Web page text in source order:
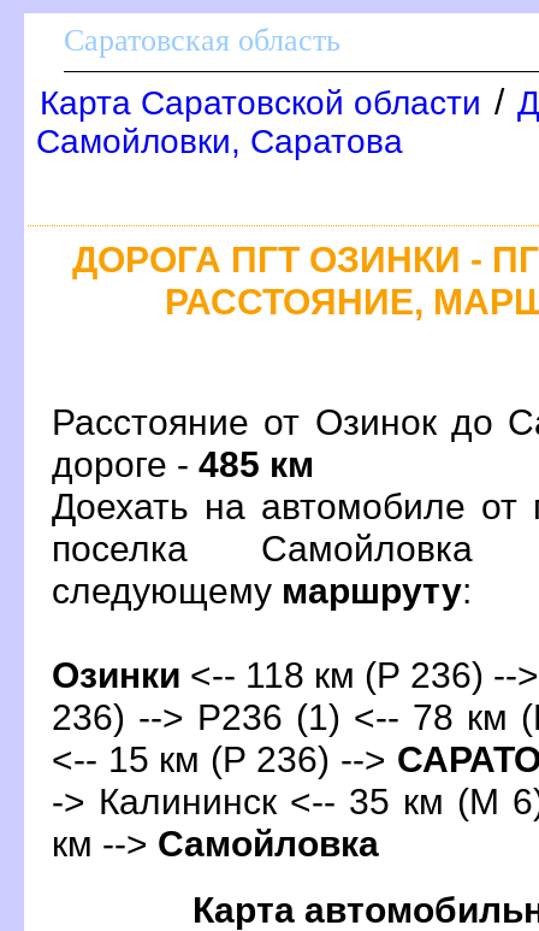
Саратовская область
Карта Саратовской области /
Самойловки, Саратова
ДОРОГА ПГТ ОЗИНКИ -
РАССТОЯНИЕ,
Расстояние от Озинок до
дороге - 485 км
Доехать на автомобиле от
поселка Самойловка
следующему маршруту:
Озинки <-- 118 км (Р 236)
236) --> Р236 (1) <-- 78 км
<-- 15 км (Р 236) -->
-> Калининск <-- 35 км (М
км --> Самойловка
Карта